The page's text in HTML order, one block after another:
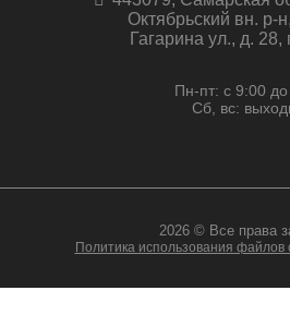
Октябрьский вн. р-
Гагарина ул., д.
Пн-пт: с 9:00
Сб, вс:
2026 © Все права
Политика использования файлов